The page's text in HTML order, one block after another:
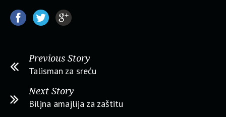
Previous Story
Talisman za sreću
Next Story
Biljna amajlija za zaštitu